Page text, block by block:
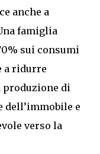
anche a
famiglia
sui consumi
a ridurre
produzione di
dell’immobile e
verso la